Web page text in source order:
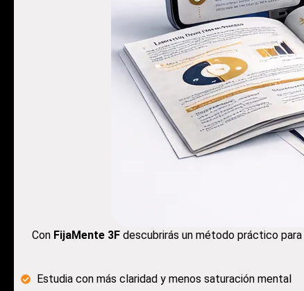
Con FijaMente 3Fdescubrirás un método práctico para
Estudia con más claridad y menos saturación mental